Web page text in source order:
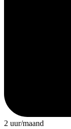
2 uur/maand